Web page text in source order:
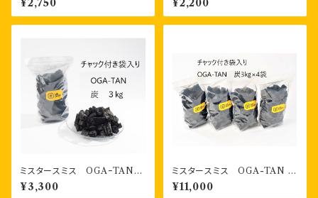
ENKA-BOU のお得なセット
ミスタースミス OGAｰTAN
ファミリーサイズ （3kg）
¥3,300
ミスタースミス OGA-TAN
ファミリーサイズ（3kg×4袋入
り）段ボール箱入り
¥11,000